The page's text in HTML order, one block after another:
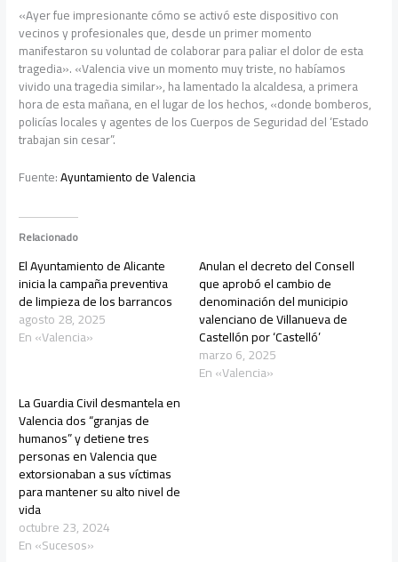
«Ayer fue impresionante cómo se activó este dispositivo con
vecinos y profesionales que, desde un primer momento
manifestaron su voluntad de colaborar para paliar el dolor de esta
tragedia». «Valencia vive un momento muy triste, no habíamos
vivido una tragedia similar», ha lamentado la alcaldesa, a primera
hora de esta mañana, en el lugar de los hechos, «donde bomberos,
policías locales y agentes de los Cuerpos de Seguridad del ‘Estado
trabajan sin cesar”.
Fuente:Ayuntamiento de Valencia
Relacionado
El Ayuntamiento de Alicante
inicia la campaña preventiva
de limpieza de los barrancos
agosto 28, 2025
En «Valencia»
Anulan el decreto del Consell
que aprobó el cambio de
denominación del municipio
valenciano de Villanueva de
Castellón por ‘Castelló’
marzo 6, 2025
En «Valencia»
La Guardia Civil desmantela en
Valencia dos “granjas de
humanos” y detiene tres
personas en Valencia que
extorsionaban a sus víctimas
para mantener su alto nivel de
vida
octubre 23, 2024
En «Sucesos»